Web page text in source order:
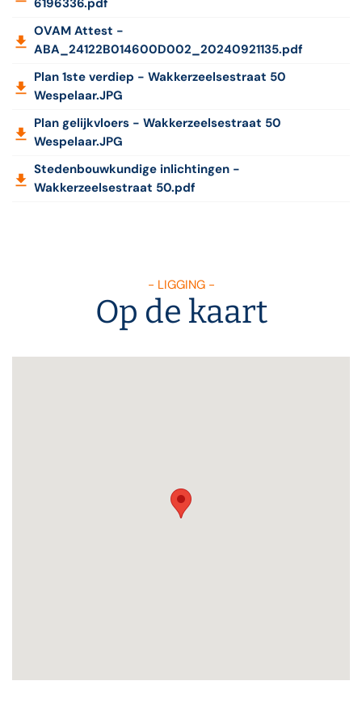
6196336.pdf
OVAM Attest -
ABA_24122B014600D002_20240921135.pdf
Plan 1ste verdiep - Wakkerzeelsestraat 50
Wespelaar.JPG
Plan gelijkvloers - Wakkerzeelsestraat 50
Wespelaar.JPG
Stedenbouwkundige inlichtingen -
Wakkerzeelsestraat 50.pdf
- LIGGING -
Op de kaart